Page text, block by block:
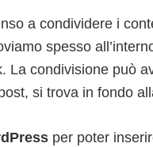
a condividere i
spesso
La condivisione può
si trova in fondo
per poter